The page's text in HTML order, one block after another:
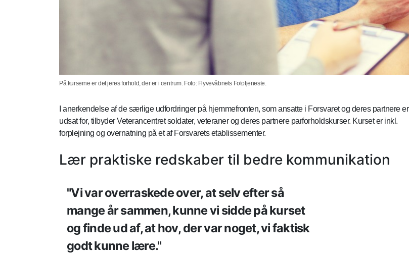
På kurserne er det jeres forhold, der er i centrum. Foto: Flyvevåbnets Fototjeneste.
I anerkendelse af de særlige udfordringer på hjemmefronten, som ansatte i Forsvaret og deres partnere er
udsat for, tilbyder Veterancentret soldater, veteraner og deres partnere parforholdskurser. Kurset er inkl.
forplejning og overnatning på et af Forsvarets etablissementer.
Lær praktiske redskaber til bedre kommunikation
Vi var overraskede over, at selv efter så
mange år sammen, kunne vi sidde på kurset
og finde ud af, at hov, der var noget, vi faktisk
godt kunne lære.